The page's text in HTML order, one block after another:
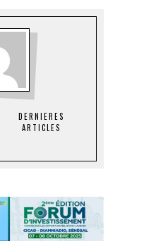
DERNIERES
ARTICLES